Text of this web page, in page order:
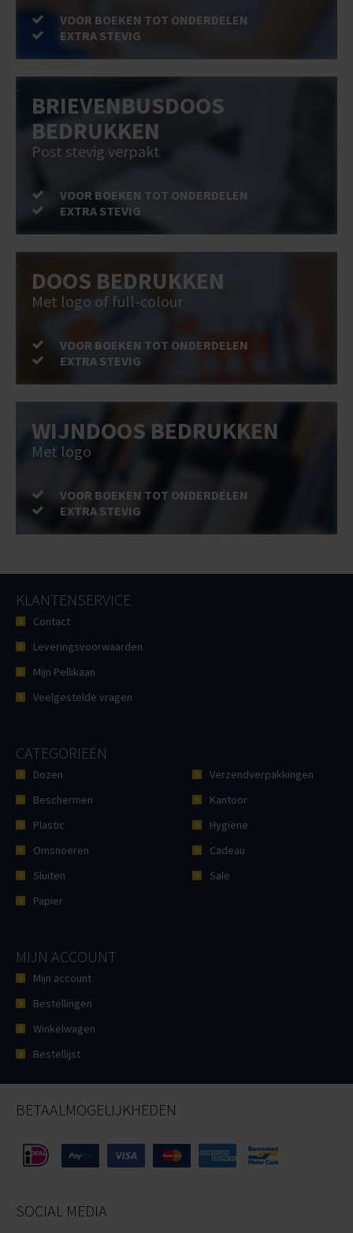
VOOR BOEKEN TOT ONDERDELEN
EXTRA STEVIG
BRIEVENBUSDOOS
BEDRUKKEN
Post stevig verpakt
VOOR BOEKEN TOT ONDERDELEN
EXTRA STEVIG
DOOS BEDRUKKEN
Met logo of full-colour
VOOR BOEKEN TOT ONDERDELEN
EXTRA STEVIG
WIJNDOOS BEDRUKKEN
Met logo
VOOR BOEKEN TOT ONDERDELEN
EXTRA STEVIG
KLANTENSERVICE
Contact
Leveringsvoorwaarden
Mijn Pellikaan
Veelgestelde vragen
CATEGORIEËN
Dozen
Beschermen
Plastic
Omsnoeren
Sluiten
Papier
Verzendverpakkingen
Kantoor
Hygiëne
Cadeau
Sale
MIJN ACCOUNT
Mijn account
Bestellingen
Winkelwagen
Bestellijst
BETAALMOGELIJKHEDEN
SOCIAL MEDIA